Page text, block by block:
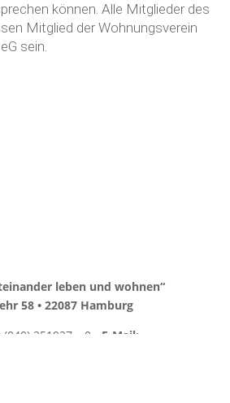
können. Alle Mitglieder des
Mitglied der Wohnungsverein
sein.
leben und wohnen“
58 •22087 Hamburg
(040) 251927 – 0 • E-Mail: